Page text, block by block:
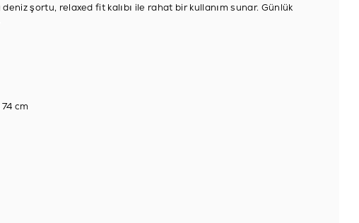
şortu, relaxed fit kalıbı ile rahat bir kullanım sunar. Günlük
74 cm